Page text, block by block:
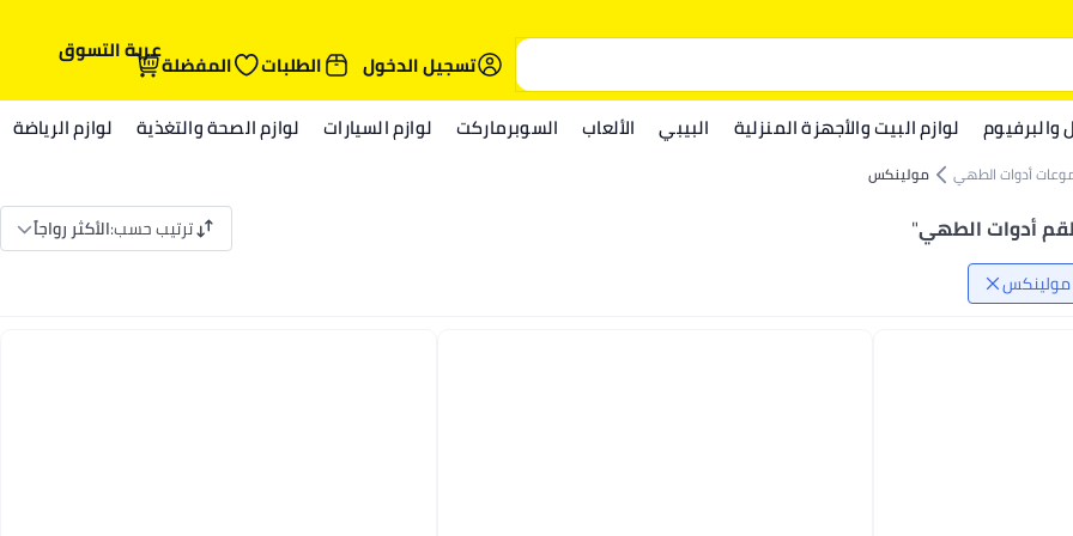
تسجيل الدخول
الطلبات المفضلةعربة التسوق
والبرفيوم لوازم البيت والأجهزة المنزلية البيبي الألعاب السوبرماركت لوازم السيارات لوازم الصحة والتغذية لوازم الرياضة
أدوات الطهي مولينكس
أدوات الطهي" ترتيب حسب:الأكثر رواجاً
مولينكس